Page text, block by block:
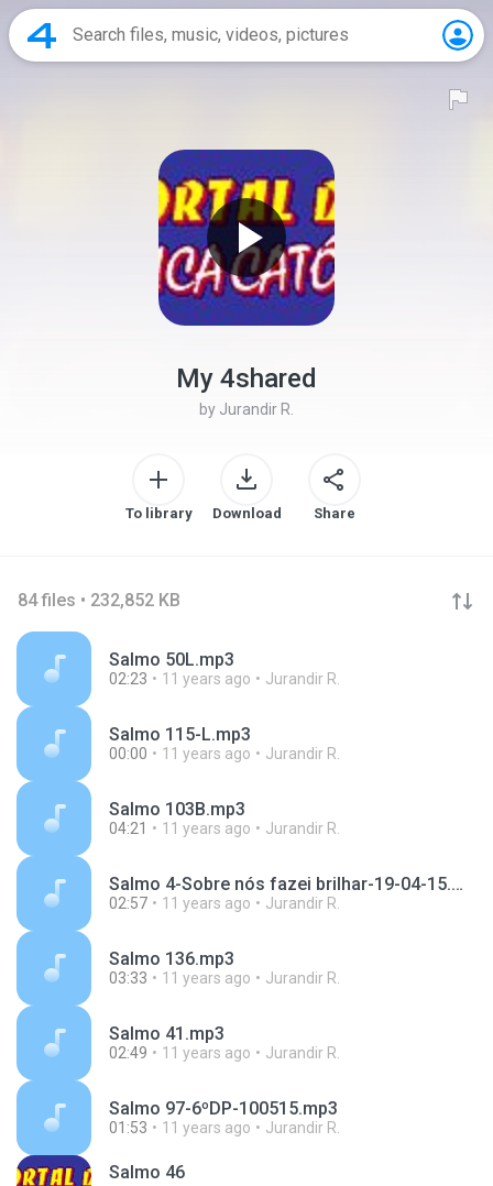
My 4shared
by Jurandir R.
To library Download Share
84 files • 232,852 KB
Salmo 50L.mp3
02:23 11 years ago Jurandir R.
Salmo 115-L.mp3
00:00 11 years ago Jurandir R.
Salmo 103B.mp3
04:21 11 years ago Jurandir R.
Salmo 4-Sobre nós fazei brilhar-19-04-15.mp3
02:57 11 years ago Jurandir R.
Salmo 136.mp3
03:33 11 years ago Jurandir R.
Salmo 41.mp3
02:49 11 years ago Jurandir R.
Salmo 97-6ºDP-100515.mp3
01:53 11 years ago Jurandir R.
Salmo 46